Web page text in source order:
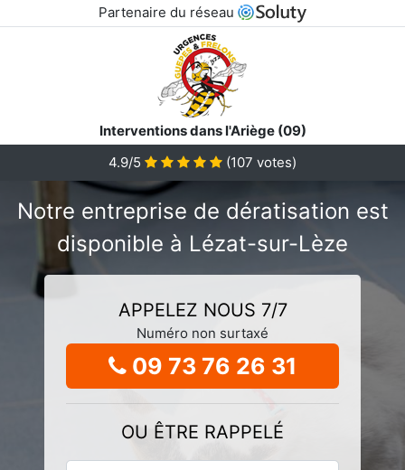
Partenaire du réseau
Interventions dans l'Ariège (09)
4.9/5
(107 votes)
Notre entreprise de dératisation est
disponible à Lézat-sur-Lèze
APPELEZ NOUS 7/7
Numéro non surtaxé
09 73 76 26 31
OU ÊTRE RAPPELÉ